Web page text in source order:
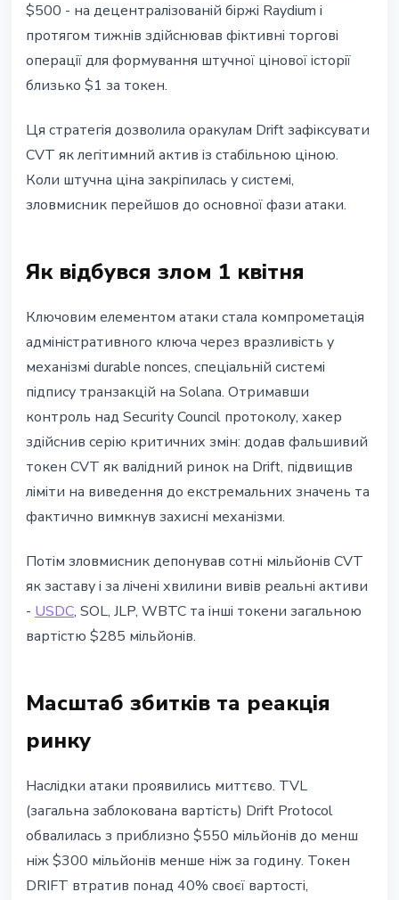
$500 - на децентралізованій біржі Raydium і
протягом тижнів здійснював фіктивні торгові
операції для формування штучної цінової історії
близько $1 за токен.
Ця стратегія дозволила оракулам Drift зафіксувати
CVT як легітимний актив із стабільною ціною.
Коли штучна ціна закріпилась у системі,
зловмисник перейшов до основної фази атаки.
Як відбувся злом 1 квітня
Ключовим елементом атаки стала компрометація
адміністративного ключа через вразливість у
механізмі durable nonces, спеціальній системі
підпису транзакцій на Solana. Отримавши
контроль над Security Council протоколу, хакер
здійснив серію критичних змін: додав фальшивий
токен CVT як валідний ринок на Drift, підвищив
ліміти на виведення до екстремальних значень та
фактично вимкнув захисні механізми.
Потім зловмисник депонував сотні мільйонів CVT
як заставу і за лічені хвилини вивів реальні активи
- USDC, SOL, JLP, WBTC та інші токени загальною
вартістю $285 мільйонів.
Масштаб збитків та реакція
ринку
Наслідки атаки проявились миттєво. TVL
(загальна заблокована вартість) Drift Protocol
обвалилась з приблизно $550 мільйонів до менш
ніж $300 мільйонів менше ніж за годину. Токен
DRIFT втратив понад 40% своєї вартості,